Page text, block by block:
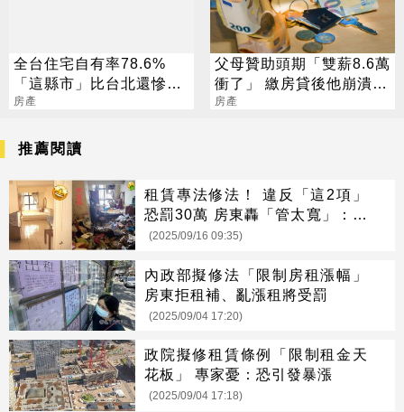
全台住宅自有率78.6%
「這縣市」比台北還慘僅
69%
房產
父母贊助頭期「雙薪8.6萬
衝了」 繳房貸後他崩潰：
被錢追著跑
房產
推薦閱讀
租賃專法修法！ 違反「這2項」
恐罰30萬 房東轟「管太寬」：不
租了！
(2025/09/16 09:35)
內政部擬修法「限制房租漲幅」
房東拒租補、亂漲租將受罰
(2025/09/04 17:20)
政院擬修租賃條例「限制租金天
花板」 專家憂：恐引發暴漲
(2025/09/04 17:18)